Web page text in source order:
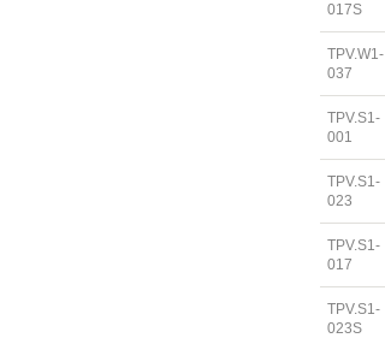
017S
TPV.W1-
037
TPV.S1-
001
TPV.S1-
023
TPV.S1-
017
TPV.S1-
023S